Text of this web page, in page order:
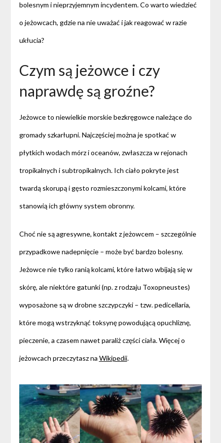
bolesnym i nieprzyjemnym incydentem. Co warto wiedzieć
o jeżowcach, gdzie na nie uważać i jak reagować w razie
ukłucia?
Czym są jeżowce i czy
naprawdę są groźne?
Jeżowce to niewielkie morskie bezkręgowce należące do
gromady szkarłupni. Najczęściej można je spotkać w
płytkich wodach mórz i oceanów, zwłaszcza w rejonach
tropikalnych i subtropikalnych. Ich ciało pokryte jest
twardą skorupą i gęsto rozmieszczonymi kolcami, które
stanowią ich główny system obronny.
Choć nie są agresywne, kontakt z jeżowcem – szczególnie
przypadkowe nadepnięcie – może być bardzo bolesny.
Jeżowce nie tylko ranią kolcami, które łatwo wbijają się w
skórę, ale niektóre gatunki (np. z rodzaju Toxopneustes)
wyposażone są w drobne szczypczyki – tzw. pedicellaria,
które mogą wstrzyknąć toksynę powodującą opuchliznę,
pieczenie, a czasem nawet paraliż części ciała. Więcej o
jeżowcach przeczytasz na Wikipedii.